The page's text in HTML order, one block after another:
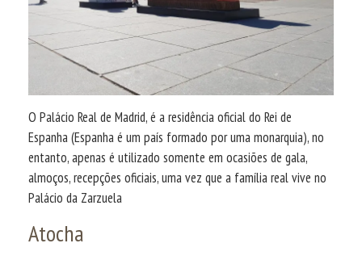
O Palácio Real de Madrid, é a residência oficial do Rei de
Espanha (Espanha é um país formado por uma monarquia), no
entanto, apenas é utilizado somente em ocasiões de gala,
almoços, recepções oficiais, uma vez que a família real vive no
Palácio da Zarzuela
Atocha